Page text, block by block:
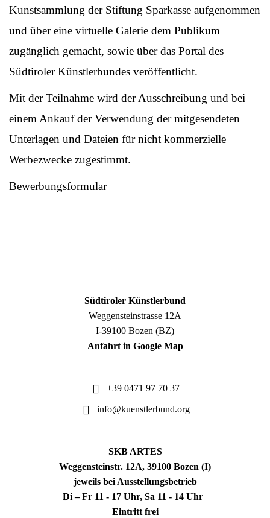
Kunstsammlung der Stiftung Sparkasse aufgenommen
und über eine virtuelle Galerie dem Publikum
zugänglich gemacht, sowie über das Portal des
Südtiroler Künstlerbundes veröffentlicht.
Mit der Teilnahme wird der Ausschreibung und bei
einem Ankauf der Verwendung der mitgesendeten
Unterlagen und Dateien für nicht kommerzielle
Werbezwecke zugestimmt.
Bewerbungsformular
Südtiroler Künstlerbund
Weggensteinstrasse 12A
I-39100 Bozen (BZ)
Anfahrt in Google Map
+39 0471 97 70 37
info@kuenstlerbund.org
SKB ARTES
Weggensteinstr. 12A, 39100 Bozen (I)
jeweils bei Ausstellungsbetrieb
Di – Fr 11 - 17 Uhr, Sa 11 - 14 Uhr
Eintritt frei